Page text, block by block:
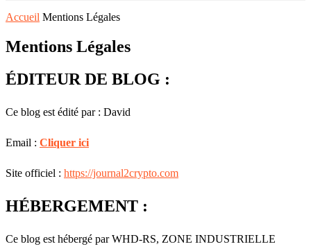
Accueil Mentions Légales
Mentions Légales
ÉDITEUR DE BLOG :
Ce blog est édité par : David
Email : Cliquer ici
Site officiel : https://journal2crypto.com
HÉBERGEMENT :
Ce blog est hébergé par WHD-RS, ZONE INDUSTRIELLE